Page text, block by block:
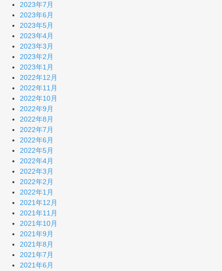
2023年7月
2023年6月
2023年5月
2023年4月
2023年3月
2023年2月
2023年1月
2022年12月
2022年11月
2022年10月
2022年9月
2022年8月
2022年7月
2022年6月
2022年5月
2022年4月
2022年3月
2022年2月
2022年1月
2021年12月
2021年11月
2021年10月
2021年9月
2021年8月
2021年7月
2021年6月